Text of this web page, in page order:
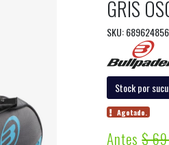
GRIS
SKU:
Stock por
Agotado.
Antes$